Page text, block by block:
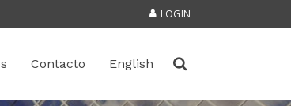
LOGIN
Contacto English